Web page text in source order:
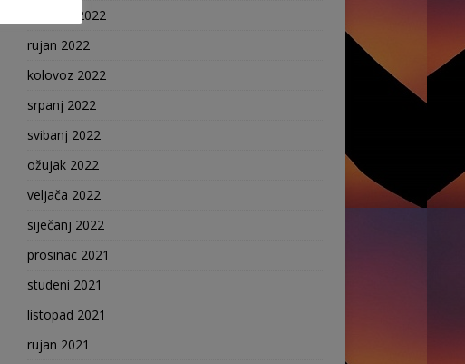
listopad 2022
rujan 2022
kolovoz 2022
srpanj 2022
svibanj 2022
ožujak 2022
veljača 2022
siječanj 2022
prosinac 2021
studeni 2021
listopad 2021
rujan 2021